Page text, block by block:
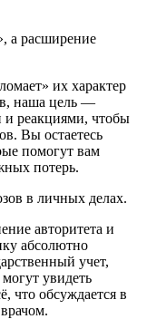
а расширение
их характер
наша цель —
и реакциями, чтобы
Вы остаетесь
помогут вам
потерь.
в личных делах.
авторитета и
абсолютно
учет,
увидеть
что обсуждается в